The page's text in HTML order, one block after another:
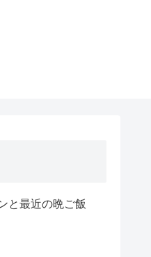
と最近の晩ご飯